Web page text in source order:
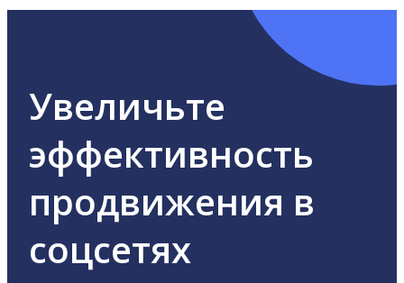
Увеличьте
эффективность
продвижения в
соцсетях